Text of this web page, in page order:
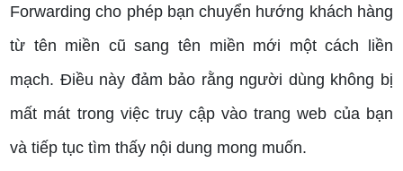
Forwarding cho phép bạn chuyển hướng khách hàng
từ tên miền cũ sang tên miền mới một cách liền
mạch. Điều này đảm bảo rằng người dùng không bị
mất mát trong việc truy cập vào trang web của bạn
và tiếp tục tìm thấy nội dung mong muốn.